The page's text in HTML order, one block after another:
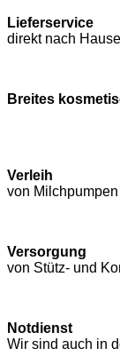
Lieferservice
direkt nach Hause
Breites
Verleih
von Milchpumpen
Versorgung
von Stütz- und
Notdienst
Wir sind auch in